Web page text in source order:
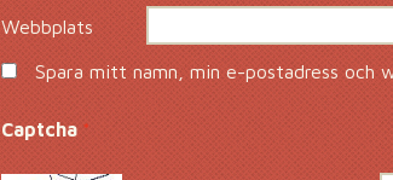
Webbplats
Spara mitt namn, min e-postadress och
Captcha *